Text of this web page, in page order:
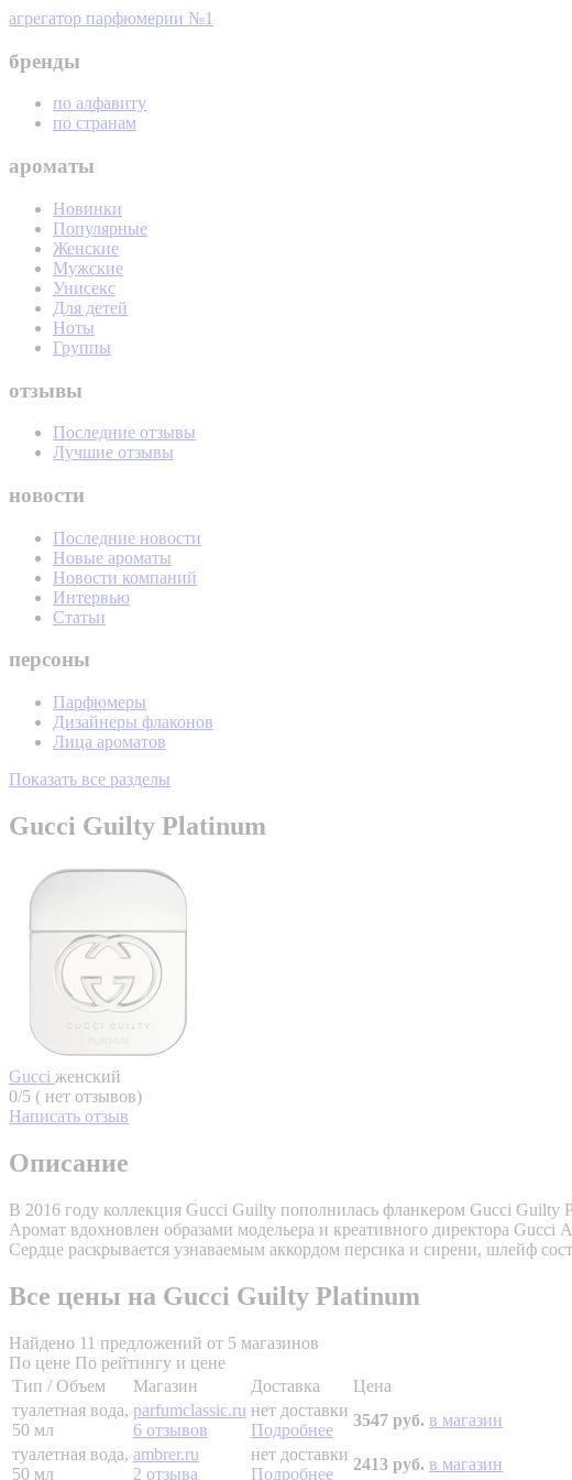
агрегатор парфюмерии №1
бренды
по алфавиту
по странам
ароматы
Новинки
Популярные
Женские
Мужские
Унисекс
Для детей
Ноты
Группы
отзывы
Последние отзывы
Лучшие отзывы
новости
Последние новости
Новые ароматы
Новости компаний
Интервью
Статьи
персоны
Парфюмеры
Дизайнеры флаконов
Лица ароматов
Показать все разделы
Gucci Guilty Platinum
Gucci женский
0/5 ( нет отзывов)
Написать отзыв
Описание
В 2016 году коллекция Gucci Guilty пополнилась фланкером Gucci
Аромат вдохновлен образами модельера и креативного директора
Сердце раскрывается узнаваемым аккордом персика и сирени, шлейф
Все цены на Gucci Guilty Platinum
Найдено 11 предложений от 5 магазинов
По цене По рейтингу и цене
Тип / Объем
Магазин Доставка
Цена
туалетная вода,
50 мл
parfumclassic.ru
6 отзывов
нет доставки
Подробнее
3547 руб. в магазин
туалетная вода,
50 мл
ambrer.ru
2 отзыва
нет доставки
Подробнее
2413 руб. в магазин